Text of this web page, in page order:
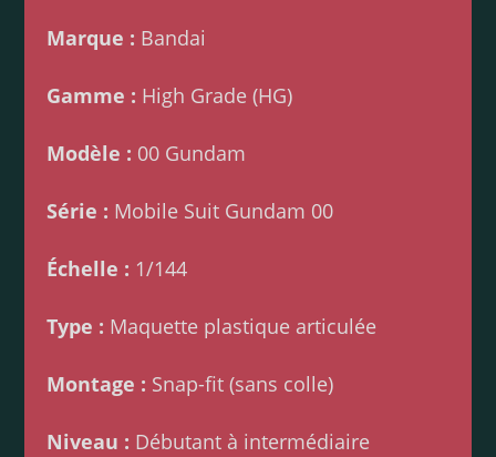
Marque : Bandai
Gamme : High Grade (HG)
Modèle : 00 Gundam
Série : Mobile Suit Gundam 00
Échelle : 1/144
Type : Maquette plastique articulée
Montage : Snap-fit (sans colle)
Niveau : Débutant à intermédiaire